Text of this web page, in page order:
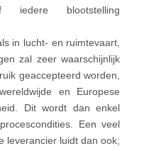
blootstelling
in lucht- en ruimtevaart,
zal zeer waarschijnlijk
geaccepteerd worden,
en Europese
Dit wordt dan enkel
Een veel
leverancier luidt dan ook;